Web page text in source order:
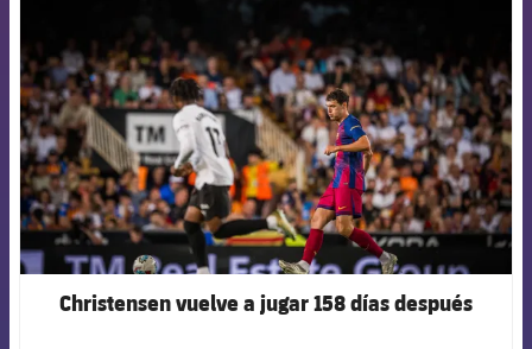
FCB Barcelona badge
Christensen vuelve a jugar 158 días después